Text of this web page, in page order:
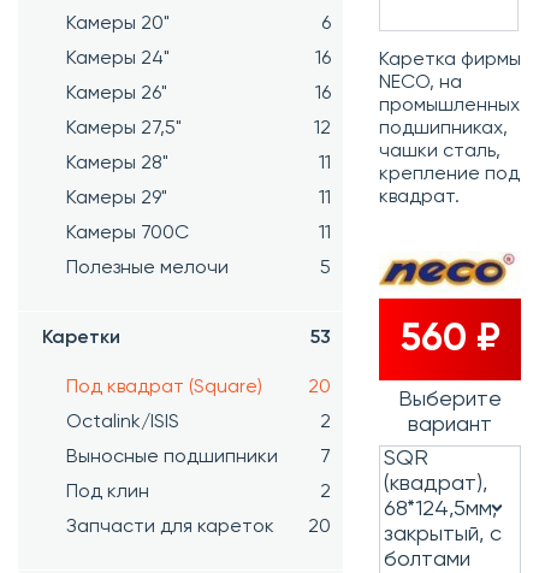
Камеры 20"
6
Камеры 24"
16
Камеры 26"
16
Камеры 27,5"
12
Камеры 28"
11
Камеры 29"
11
Камеры 700C
11
Полезные мелочи
5
Каретки 53
Под квадрат (Square)
20
Octalink/ISIS
2
Выносные подшипники
7
Под клин
2
Запчасти для кареток
20
Каретка фирмы
NECO, на
промышленных
подшипниках,
чашки сталь,
крепление под
квадрат.
560 ₽
Выберите
вариант
SQR
(квадрат),
68*124,5мм,
закрытый, с
болтами